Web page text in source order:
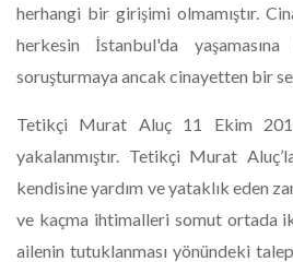
herhangi bir girişimi olmamıştır.
herkesin İstanbul'da
soruşturmaya ancak cinayetten bir
​Tetikçi Murat Aluç 11 Ekim
yakalanmıştır. Tetikçi Murat
kendisine yardım ve yataklık eden
ve kaçma ihtimalleri somut ortada
ailenin tutuklanması yönündeki